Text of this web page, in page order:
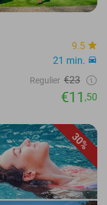
9.5
21 min.
Regulier €23
€11 ,50
30%